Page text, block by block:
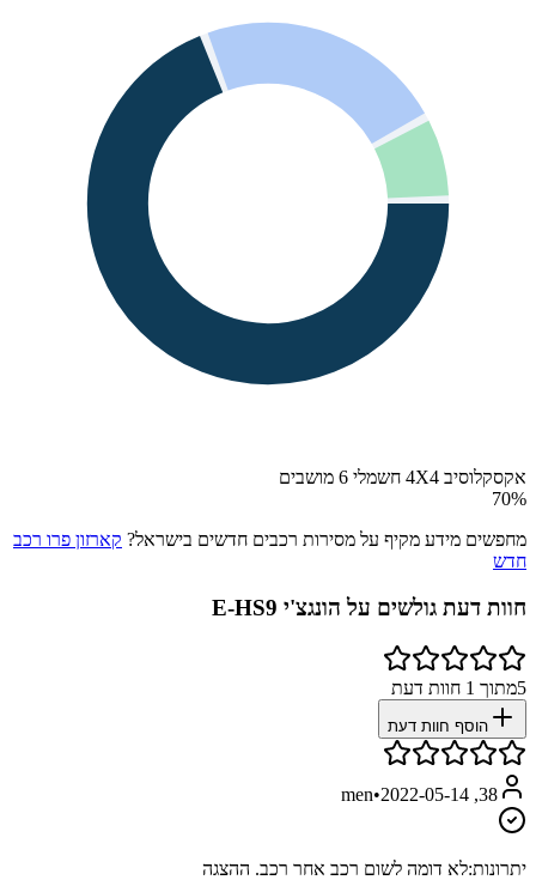
אקסקלוסיב 4X4 חשמלי 6 מושבים
70%
מחפשים מידע מקיף על מסירות רכבים חדשים בישראל? קארזון פרו רכב
חדש
חוות דעת גולשים על הונגצ'י E-HS9
5מתוך 1 חוות דעת
הוסף חוות דעת
38, men
•2022-05-14
יתרונות:לא דומה לשום רכב אחר רכב. ההצגה